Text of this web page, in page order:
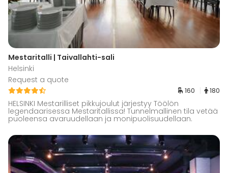
Mestaritalli | Taivallahti-sali
Helsinki
Request a quote
160 180
HELSINKI Mestarilliset pikkujoulut järjestyy Töölön
legendaarisessa Mestaritallissa! Tunnelmallinen tila vetää
puoleensa avaruudellaan ja monipuolisuudellaan.